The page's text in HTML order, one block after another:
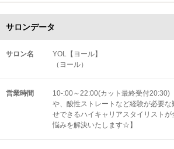
サロンデータ
サロン名
YOL【ヨール】
（ヨール）
営業時間
10-:00～22:00(カット最終受付20:30)
や、酸性ストレートなど経験が必要
せできるハイキャリアスタイリスト
悩みを解決いたします☆】